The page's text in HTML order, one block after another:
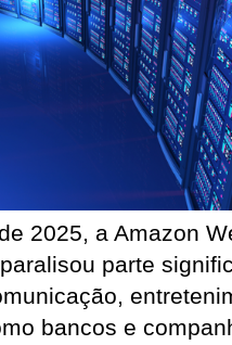
2025, a Amazon
parte
bancos e